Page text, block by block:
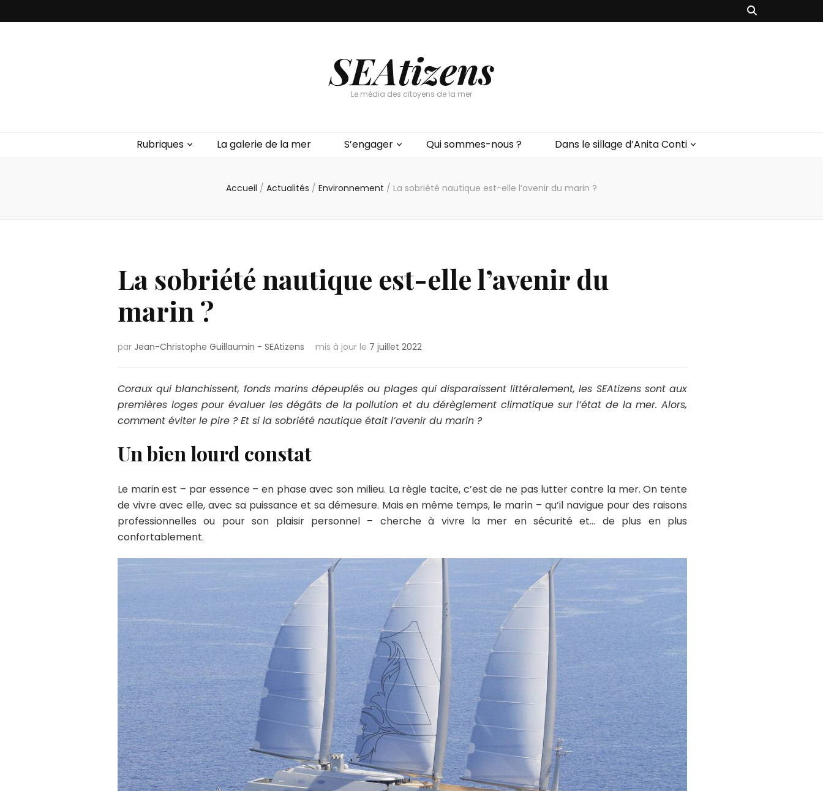
SEAtizens
Le média des citoyens de la mer
Rubriques La galerie de la mer S’engager Qui sommes-nous ? Dans le sillage d’Anita Conti
Accueil / Actualités / Environnement / La sobriété nautique est-elle l’avenir du marin ?
La sobriété nautique est-elle l’avenir du
marin ?
par Jean-Christophe Guillaumin - SEAtizens mis à jour le 7 juillet 2022
Coraux qui blanchissent, fonds marins dépeuplés ou plages qui disparaissent littéralement, les SEAtizens sont aux
premières loges pour évaluer les dégâts de la pollution et du dérèglement climatique sur l’état de la mer. Alors,
comment éviter le pire ? Et si la sobriété nautique était l’avenir du marin ?
Un bien lourd constat
Le marin est – par essence – en phase avec son milieu. La règle tacite, c’est de ne pas lutter contre la mer. On tente
de vivre avec elle, avec sa puissance et sa démesure. Mais en même temps, le marin – qu’il navigue pour des raisons
professionnelles ou pour son plaisir personnel – cherche à vivre la mer en sécurité et… de plus en plus
confortablement.